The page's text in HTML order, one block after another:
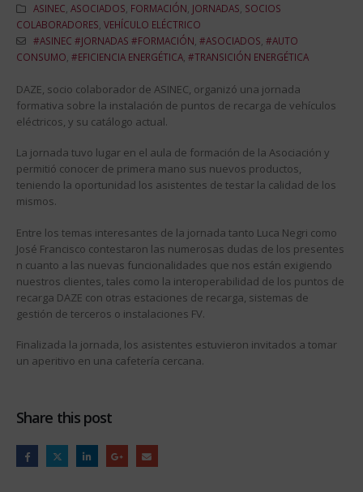
ASINEC ASOCIADOS FORMACIÓN JORNADAS SOCIOS
COLABORADORES VEHÍCULO ELÉCTRICO
#ASINEC #JORNADAS #FORMACIÓN #ASOCIADOS #AUTO
CONSUMO #EFICIENCIA ENERGÉTICA #TRANSICIÓN ENERGÉTICA
DAZE, socio colaborador de ASINEC, organizó una jornada
formativa sobre la instalación de puntos de recarga de vehículos
eléctricos, y su catálogo actual.
La jornada tuvo lugar en el aula de formación de la Asociación y
permitió conocer de primera mano sus nuevos productos,
teniendo la oportunidad los asistentes de testar la calidad de los
mismos.
Entre los temas interesantes de la jornada tanto Luca Negri como
José Francisco contestaron las numerosas dudas de los presentes
n cuanto a las nuevas funcionalidades que nos están exigiendo
nuestros clientes, tales como la interoperabilidad de los puntos de
recarga DAZE con otras estaciones de recarga, sistemas de
gestión de terceros o instalaciones FV.
Finalizada la jornada, los asistentes estuvieron invitados a tomar
un aperitivo en una cafetería cercana.
Share this post